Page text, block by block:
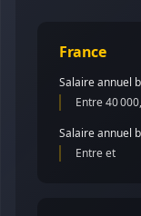
France
Salaire annuel
Entre 40
Salaire annuel
Entre et